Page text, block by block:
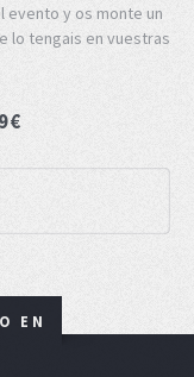
evento y os monte un
lo tengais en vuestras
EN